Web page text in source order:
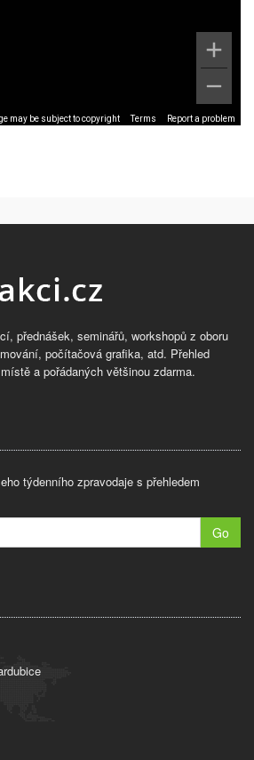
may be subject to copyright Terms Report a problem
přednášek, seminářů, workshopů z oboru
počítačová grafika, atd. Přehled
a pořádaných většinou zdarma.
týdenního zpravodaje s přehledem
Go